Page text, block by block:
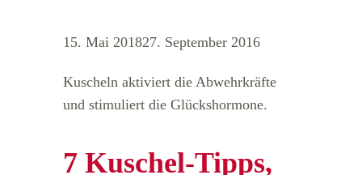
15. Mai 201827. September 2016
Kuscheln aktiviert die Abwehrkräfte
und stimuliert die Glückshormone.
7 Kuschel-Tipps,